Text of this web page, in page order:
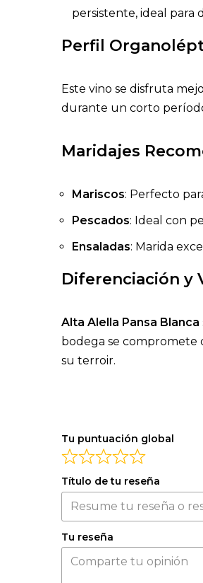
persistente, ideal para
Perfil
Este vino se disfruta
durante un corto
Maridajes
Mariscos: Perfecto
Pescados: Ideal con
Ensaladas: Marida
Diferenciación y
Alta Alella Pansa Blanca
bodega se compromete
su terroir.
Tu puntuación global
Título de tu reseña
Tu reseña